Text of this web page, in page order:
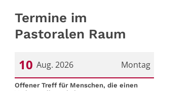
Termine im
Pastoralen Raum
Montag
10 Aug. 2026
Datum: 10. August 2026
Offener Treff für Menschen, die einen